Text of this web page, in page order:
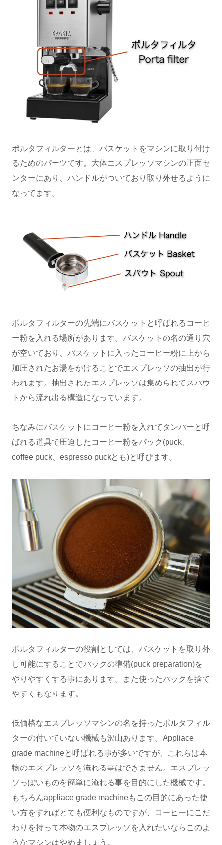
ポルタフィルターとは、バスケットをマシンに取り付け
るためのパーツです。大体エスプレッソマシンの正面セ
ンターにあり、ハンドルがついており取り外せるように
なってます。
ポルタフィルターの先端にバスケットと呼ばれるコーヒ
ー粉を入れる場所があります。バスケットの名の通り穴
が空いており、バスケットに入ったコーヒー粉に上から
加圧されたお湯をかけることでエスプレッソの抽出が行
われます。抽出されたエスプレッソは集められてスパウ
トから流れ出る構造になっています。
ちなみにバスケットにコーヒー粉を入れてタンパーと呼
ばれる道具で圧迫したコーヒー粉をパック(puck、
coffee puck、espresso puckとも)と呼びます。
ポルタフィルターの役割としては、バスケットを取り外
し可能にすることでパックの準備(puck preparation)を
やりやすくする事にあります。また使ったパックを捨て
やすくもなります。
低価格なエスプレッソマシンの名を持ったポルタフィル
ターの付いていない機械も沢山あります。Appliace
grade machineと呼ばれる事が多いですが、これらは本
物のエスプレッソを淹れる事はできません。エスプレッ
ソっぽいものを簡単に淹れる事を目的にした機械です。
もちろんappliace grade machineもこの目的にあった使
い方をすればとても便利なものですが、コーヒーにこだ
わりを持って本物のエスプレッソを入れたいならこのよ
うなマシンはやめましょう。